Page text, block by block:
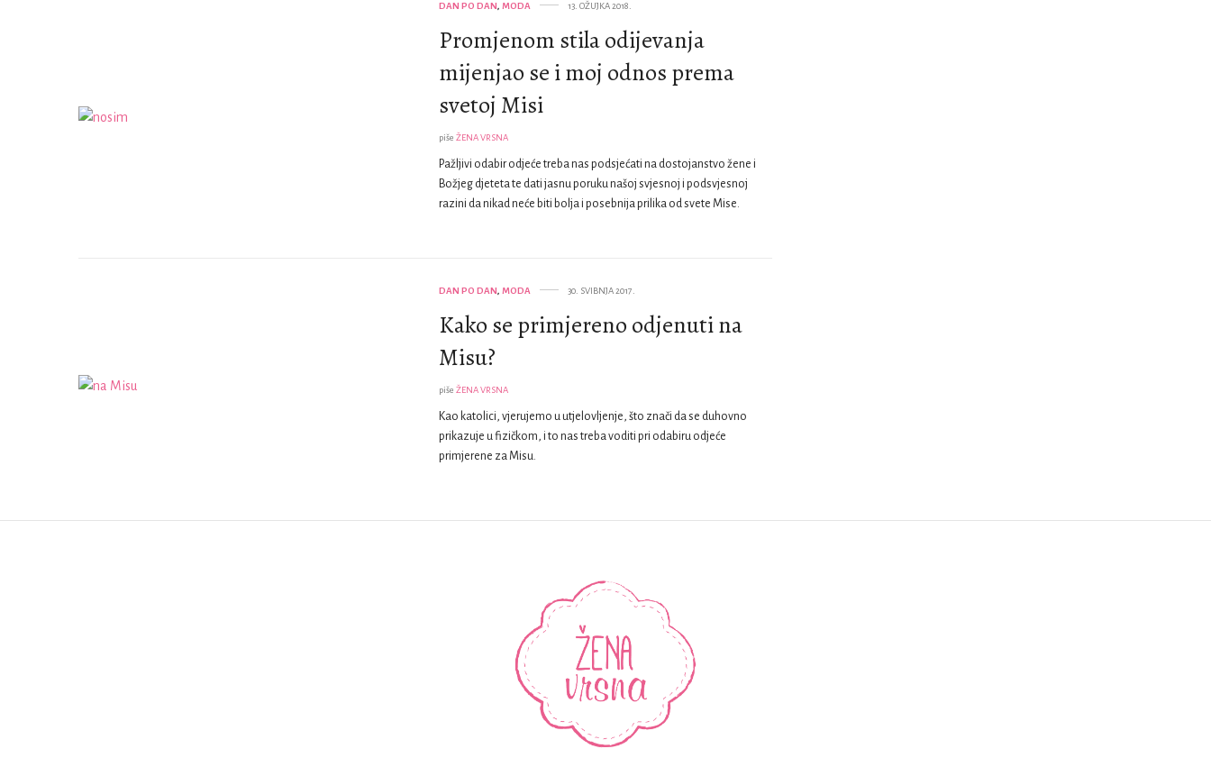
DAN PO DAN, MODA 13. OŽUJKA 2018.
Promjenom stila odijevanja
mijenjao se i moj odnos prema
svetoj Misi
piše ŽENA VRSNA
Pažljivi odabir odjeće treba nas podsjećati na dostojanstvo žene i
Božjeg djeteta te dati jasnu poruku našoj svjesnoj i podsvjesnoj
razini da nikad neće biti bolja i posebnija prilika od svete Mise.
DAN PO DAN, MODA 30. SVIBNJA 2017.
Kako se primjereno odjenuti na
Misu?
piše ŽENA VRSNA
Kao katolici, vjerujemo u utjelovljenje, što znači da se duhovno
prikazuje u fizičkom, i to nas treba voditi pri odabiru odjeće
primjerene za Misu.